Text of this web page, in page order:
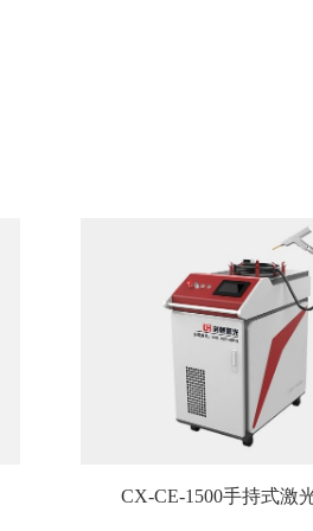
CX-CE-1500手持式激